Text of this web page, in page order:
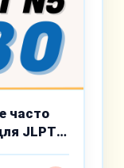
часто
JLPT